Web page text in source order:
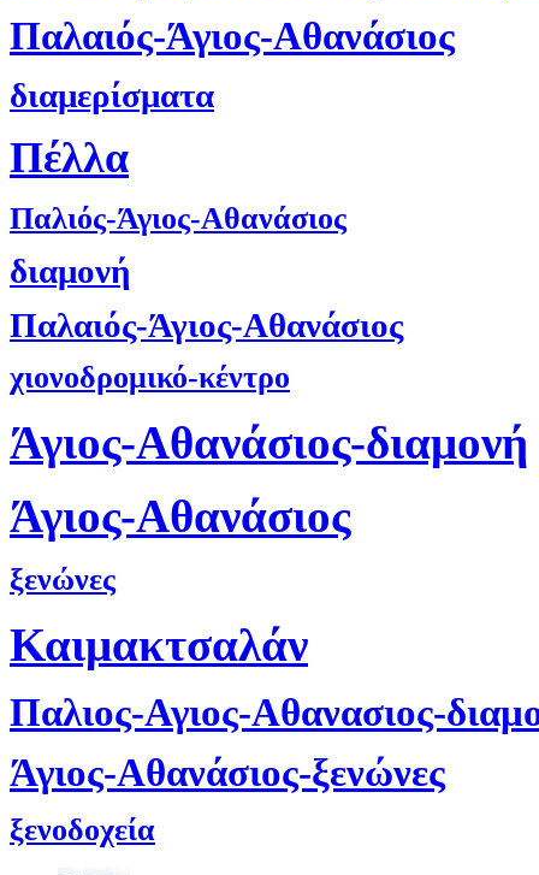
Παλαιός-Άγιος-Αθανάσιος
διαμερίσματα
Πέλλα
Παλιός-Άγιος-Αθανάσιος
διαμονή
Παλαιός-Άγιος-Αθανάσιος
χιονοδρομικό-κέντρο
Άγιος-Αθανάσιος-διαμονή
Άγιος-Αθανάσιος
ξενώνες
Καιμακτσαλάν
Παλιος-Αγιος-Αθανασιος-
Άγιος-Αθανάσιος-ξενώνες
ξενοδοχεία